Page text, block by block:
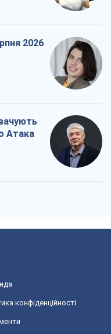
2026
Атака
конфіденційності